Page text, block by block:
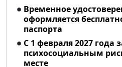
Временное
оформляется
паспорта
С 1 февраля 2027 года
психосоциальным
месте